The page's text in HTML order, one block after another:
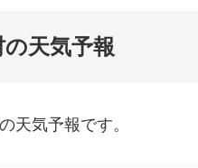
の天気予報
天気予報です。